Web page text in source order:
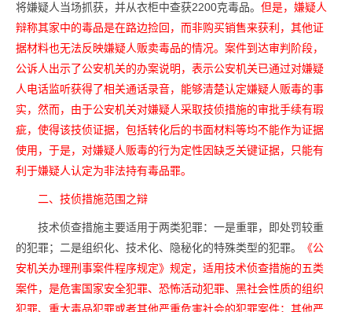
将嫌疑人当场抓获，并从衣柜中查获2200克毒品。 但是，嫌疑人
辩称其家中的毒品是在路边捡回，而非购买销售来获利，其他证
据材料也无法反映嫌疑人贩卖毒品的情况。案件到达审判阶段，
公诉人出示了公安机关的办案说明，表示公安机关已通过对嫌疑
人电话监听获得了相关通话录音，能够清楚认定嫌疑人贩毒的事
实，然而，由于公安机关对嫌疑人采取技侦措施的审批手续有瑕
疵，使得该技侦证据，包括转化后的书面材料等均不能作为证据
使用，于是，对嫌疑人贩毒的行为定性因缺乏关键证据，只能有
利于嫌疑人认定为非法持有毒品罪。
二、技侦措施范围之辩
技术侦查措施主要适用于两类犯罪：一是重罪，即处罚较重
的犯罪；二是组织化、技术化、隐秘化的特殊类型的犯罪。
《公
安机关办理刑事案件程序规定》规定，适用技术侦查措施的五类
案件，是危害国家安全犯罪、恐怖活动犯罪、黑社会性质的组织
犯罪、重大毒品犯罪或者其他严重危害社会的犯罪案件；其他严